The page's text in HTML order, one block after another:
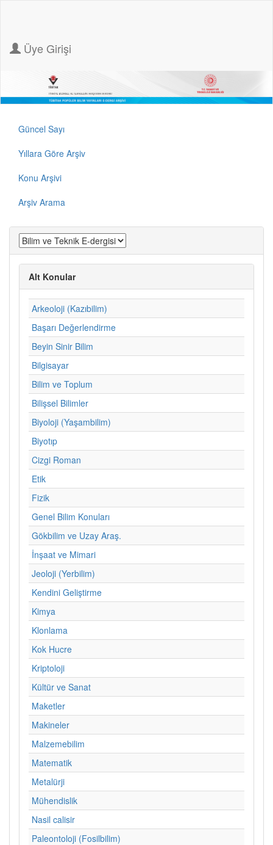
Üye Girişi
Güncel Sayı
Yıllara Göre Arşiv
Konu Arşivi
Arşiv Arama
Alt Konular
Arkeoloji (Kazıbilim)
Başarı Değerlendirme
Beyin Sinir Bilim
Bilgisayar
Bilim ve Toplum
Bilişsel Bilimler
Biyoloji (Yaşambilim)
Biyotıp
Cizgi Roman
Etik
Fizik
Genel Bilim Konuları
Gökbilim ve Uzay Araş.
İnşaat ve Mimari
Jeoloji (Yerbilim)
Kendini Geliştirme
Kimya
Klonlama
Kok Hucre
Kriptoloji
Kültür ve Sanat
Maketler
Makineler
Malzemebilim
Matematik
Metalürji
Mühendislik
Nasil calisir
Paleontoloji (Fosilbilim)